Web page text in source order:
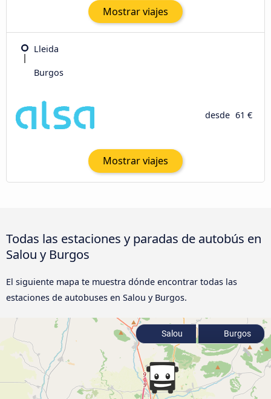
Mostrar viajes
Lleida
Burgos
desde 61 €
Mostrar viajes
Todas las estaciones y paradas de autobús en
Salou y Burgos
El siguiente mapa te muestra dónde encontrar todas las
estaciones de autobuses en Salou y Burgos.
Salou Burgos